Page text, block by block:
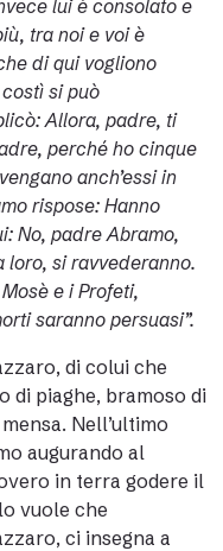
lui è consolato e
tra noi e voi è
di qui vogliono
si può
Allora, padre, ti
perché ho cinque
anch’essi in
rispose: Hanno
No, padre Abramo,
loro, si ravvederanno.
e i Profeti,
saranno persuasi”.
di colui che
di piaghe, bramoso di
Nell’ultimo
augurando al
in terra godere il
vuole che
ci insegna a